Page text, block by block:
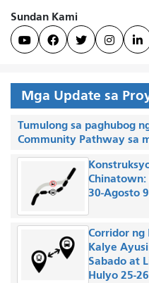
Sundan Kami
    
Mga Update sa
Tumulong sa paghubog
Community Pathway sa
Chinatown:
30-Agosto
Corridor ng
Kalye
Sabado at
Hulyo 25-